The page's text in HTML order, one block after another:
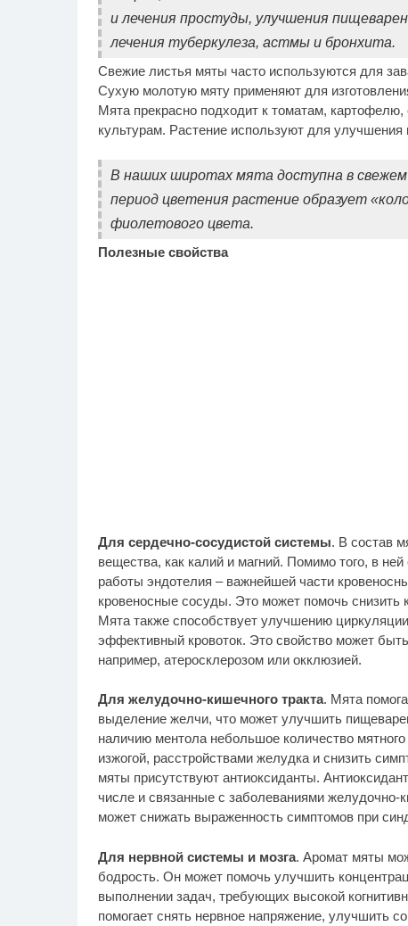
и лечения простуды, улучшения
лечения туберкулеза, астмы и бронхита.
Свежие листья мяты часто используются для
Сухую молотую мяту применяют для
Мята прекрасно подходит к томатам,
культурам. Растение используют для улучшения
В наших широтах мята доступна в свежем
период цветения растение образует
фиолетового цвета.
Полезные свойства
Для сердечно-сосудистой системы. В состав
вещества, как калий и магний. Помимо того, в
работы эндотелия – важнейшей части
кровеносные сосуды. Это может помочь снизить
Мята также способствует улучшению
эффективный кровоток. Это свойство может
например, атеросклерозом или окклюзией.
Для желудочно-кишечного тракта. Мята
выделение желчи, что может улучшить
наличию ментола небольшое количество
изжогой, расстройствами желудка и снизить
мяты присутствуют антиоксиданты.
числе и связанные с заболеваниями желудочно-
может снижать выраженность симптомов при
Для нервной системы и мозга. Аромат мяты
бодрость. Он может помочь улучшить
выполнении задач, требующих высокой
помогает снять нервное напряжение, улучшить